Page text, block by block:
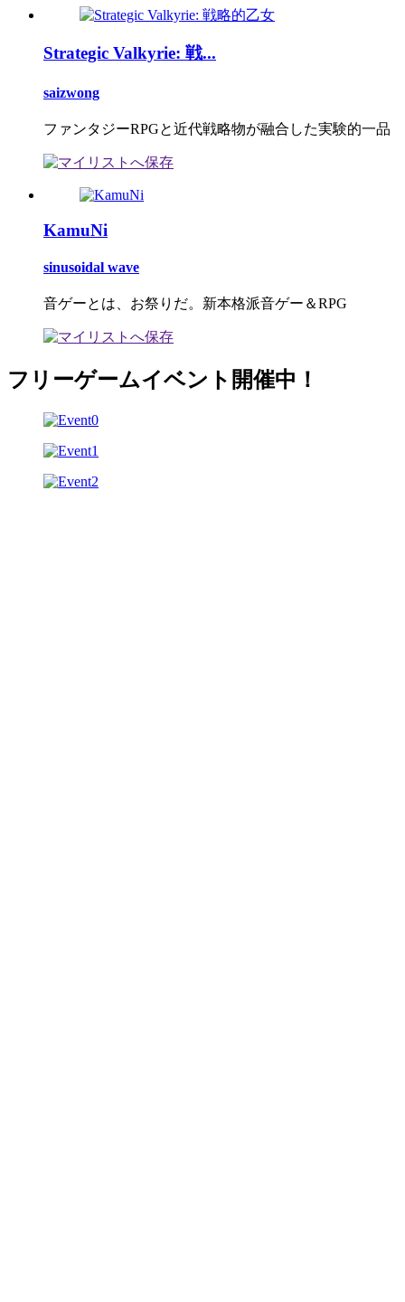
Strategic Valkyrie: 戦...
saizwong
ファンタジーRPGと近代戦略物が融合した実験的一品
KamuNi
sinusoidal wave
音ゲーとは、お祭りだ。新本格派音ゲー＆RPG
フリーゲームイベント開催中！